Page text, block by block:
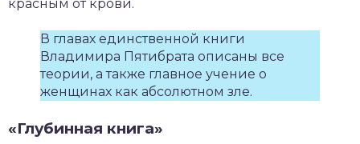
красным от крови.
В главах единственной книги
Владимира Пятибрата описаны все
теории, а также главное учение о
женщинах как абсолютном зле.
«Глубинная книга»